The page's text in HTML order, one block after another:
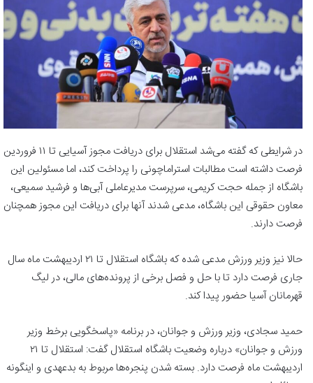
در شرایطی که گفته می‌شد استقلال برای دریافت مجوز آسیایی تا ۱۱ فروردین
فرصت داشته است مطالبات استراماچونی را پرداخت کند، اما مسئولین این
باشگاه از جمله حجت کریمی، سرپرست مدیرعاملی آبی‌ها و فرشید سمیعی،
معاون حقوقی این باشگاه، مدعی شدند آنها برای دریافت این مجوز همچنان
فرصت دارند.
حالا نیز وزیر ورزش مدعی شده که باشگاه استقلال تا ۲۱ اردیبهشت ماه سال
جاری فرصت دارد تا با حل و فصل برخی از پرونده‌های مالی، در لیگ
قهرمانان آسیا حضور پیدا کند.
حمید سجادی، وزیر ورزش و جوانان، در برنامه «پاسخگویی برخط وزیر
ورزش و جوانان» درباره وضعیت باشگاه استقلال گفت: استقلال تا ۲۱
اردیبهشت ماه فرصت دارد. بسته شدن پنجره‌ها مربوط به بدعهدی و اینگونه